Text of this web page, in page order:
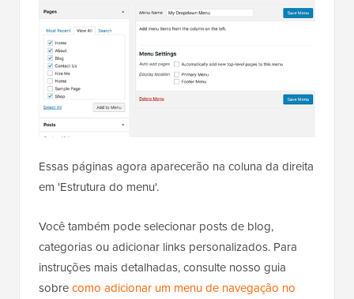
Essas páginas agora aparecerão na coluna da direita
em 'Estrutura do menu'.
Você também pode selecionar posts de blog,
categorias ou adicionar links personalizados. Para
instruções mais detalhadas, consulte nosso guia
sobrecomo adicionar um menu de navegação no